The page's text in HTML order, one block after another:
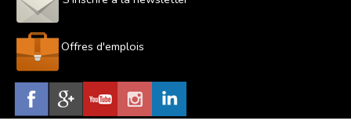
Offres d'emplois